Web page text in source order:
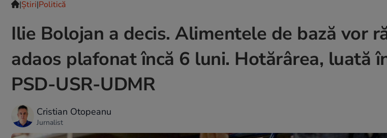
|Ştiri|Politică
Ilie Bolojan a decis. Alimentele de bază vor
adaos plafonat încă 6 luni. Hotărârea, luată
PSD-USR-UDMR
Cristian Otopeanu
Jurnalist